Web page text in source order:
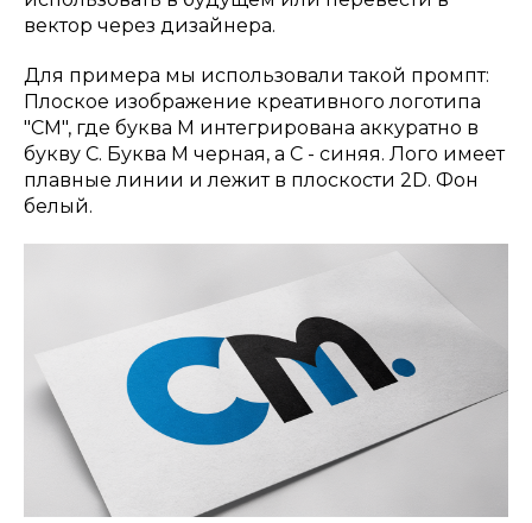
вектор через дизайнера.
Для примера мы использовали такой промпт:
Плоское изображение креативного логотипа
"CM", где буква M интегрирована аккуратно в
букву C. Буква М черная, а C - синяя. Лого имеет
плавные линии и лежит в плоскости 2D. Фон
белый.